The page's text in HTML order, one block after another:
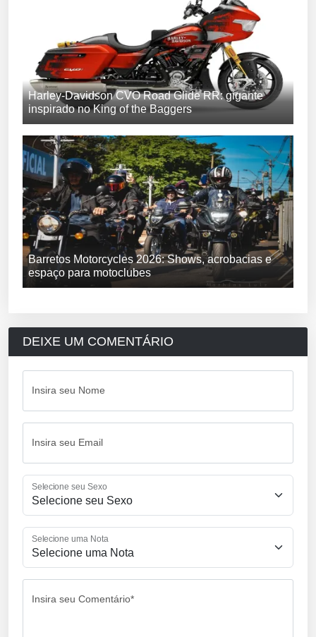
Harley-Davidson CVO Road Glide RR: gigante
inspirado no King of the Baggers
Barretos Motorcycles 2026: Shows, acrobacias e
espaço para motoclubes
DEIXE UM COMENTÁRIO
Insira seu Nome
Insira seu Email
Selecione seu Sexo
Selecione uma Nota
Insira seu Comentário*